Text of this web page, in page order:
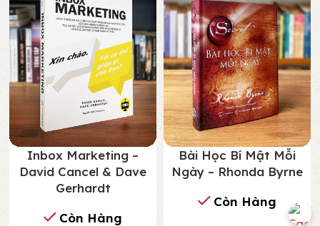
Inbox Marketing –
David Cancel & Dave
Gerhardt
Còn Hàng
Bài Học Bí Mật Mỗi
Ngày – Rhonda Byrne
Còn Hàng